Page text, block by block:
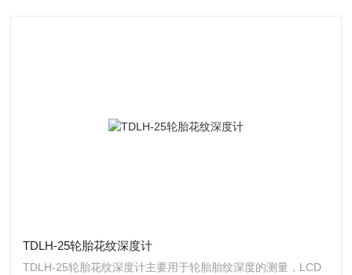
TDLH-25轮胎花纹深度计
TDLH-25轮胎花纹深度计主要用于轮胎胎纹深度的测量，LCD